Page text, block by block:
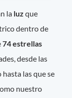
la luzque
dentro de
74 estrellas
desde las
las que se
nuestro